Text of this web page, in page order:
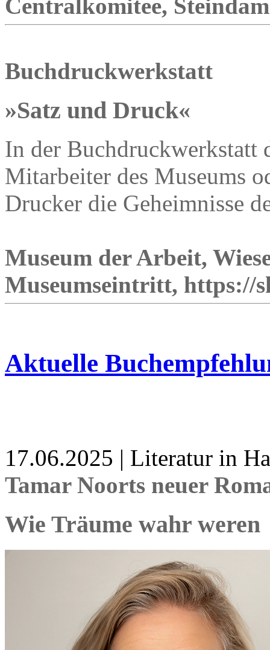
Centralkomitee,
Buchdruckwerkstatt
»Satz und Druck«
In der Buchdruckwerkstatt
Mitarbeiter des Museums
Drucker die Geheimnisse
Museum der Arbeit,
Museumseintritt, https://
Aktuelle
17.06.2025 | Literatur in
Tamar Noorts neuer
Wie Träume wahr weren